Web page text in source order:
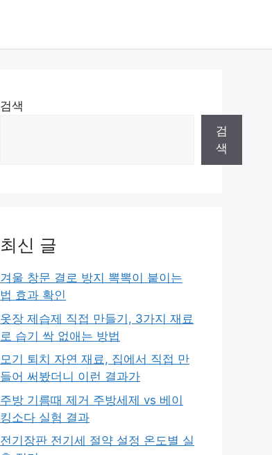
검색
검
색
최신 글
겨울 창문 결로 방지 뽁뽁이 붙이는
법 효과 확인
옷장 제습제 직접 만들기, 3가지 재료
로 습기 싹 없애는 방법
모기 퇴치 자연 재료, 집에서 직접 만
들어 써봤더니 이런 결과가
주방 기름때 제거 주방세제 vs 베이
킹소다 실험 결과
전기장판 전기세 절약 설정 온도별 실